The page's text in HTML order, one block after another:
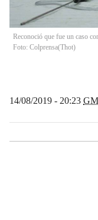
Reconoció que fue un caso
Foto: Colprensa(Thot)
14/08/2019 - 20:23